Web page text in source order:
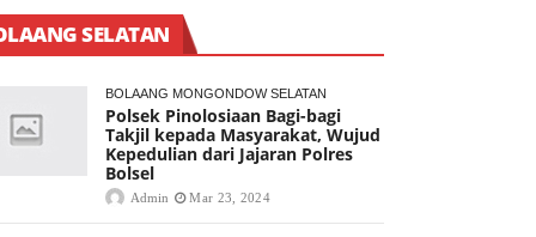
SELATAN
BOLAANG MONGONDOW SELATAN
Polsek Pinolosiaan Bagi-bagi
Takjil kepada Masyarakat, Wujud
Kepedulian dari Jajaran Polres
Bolsel
Admin Mar 23, 2024